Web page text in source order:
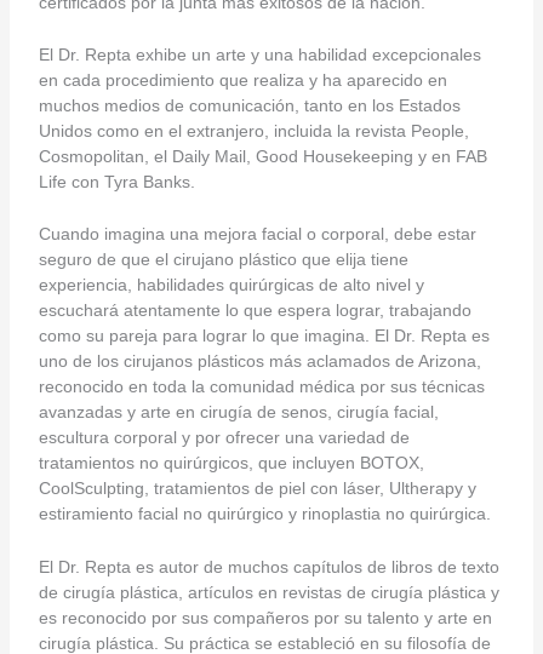
El Dr. Repta exhibe un arte y una habilidad excepcionales
en cada procedimiento que realiza y ha aparecido en
muchos medios de comunicación, tanto en los Estados
Unidos como en el extranjero, incluida la revista People,
Cosmopolitan, el Daily Mail, Good Housekeeping y en FAB
Life con Tyra Banks.
Cuando imagina una mejora facial o corporal, debe estar
seguro de que el cirujano plástico que elija tiene
experiencia, habilidades quirúrgicas de alto nivel y
escuchará atentamente lo que espera lograr, trabajando
como su pareja para lograr lo que imagina. El Dr. Repta es
uno de los cirujanos plásticos más aclamados de Arizona,
reconocido en toda la comunidad médica por sus técnicas
avanzadas y arte en cirugía de senos, cirugía facial,
escultura corporal y por ofrecer una variedad de
tratamientos no quirúrgicos, que incluyen BOTOX,
CoolSculpting, tratamientos de piel con láser, Ultherapy y
estiramiento facial no quirúrgico y rinoplastia no quirúrgica.
El Dr. Repta es autor de muchos capítulos de libros de texto
de cirugía plástica, artículos en revistas de cirugía plástica y
es reconocido por sus compañeros por su talento y arte en
cirugía plástica. Su práctica se estableció en su filosofía de